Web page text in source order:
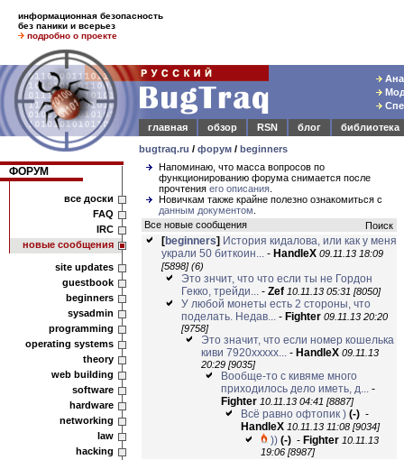
информационная безопасность
без паники и всерьез
подробно о проекте
главная
обзор RSN блог
библиотека
bugtraq.ru / форум / beginners
ФОРУМ
все доски
FAQ
IRC
новые сообщения
site updates
guestbook
beginners
sysadmin
programming
operating systems
theory
web building
software
hardware
networking
law
hacking
Напоминаю, что масса вопросов по
функционированию форума снимается после
прочтения его описания
Новичкам также крайне полезно ознакомиться с
данным документом
Все новые сообщения
Поиск
[beginners] История кидалова, или как у меня
украли 50 биткоин... - HandleX 09.11.13 18:09
[5898] (6)
Это знчит, что что если ты не Гордон
Гекко, трейди... - Zef 10.11.13 05:31 [8050]
У любой монеты есть 2 стороны, что
поделать. Недав... - Fighter 09.11.13 20:20
[9758]
Это значит, что если номер кошелька
киви 7920xxxxx... - HandleX 09.11.13
20:29 [9035]
Вообще-то с кивяме много
приходилось дело иметь, д... -
Fighter 10.11.13 04:41 [8887]
Всё равно офтопик ) (-) -
HandleX 10.11.13 11:08 [9034]
)) (-) - Fighter 10.11.13
19:06 [8987]